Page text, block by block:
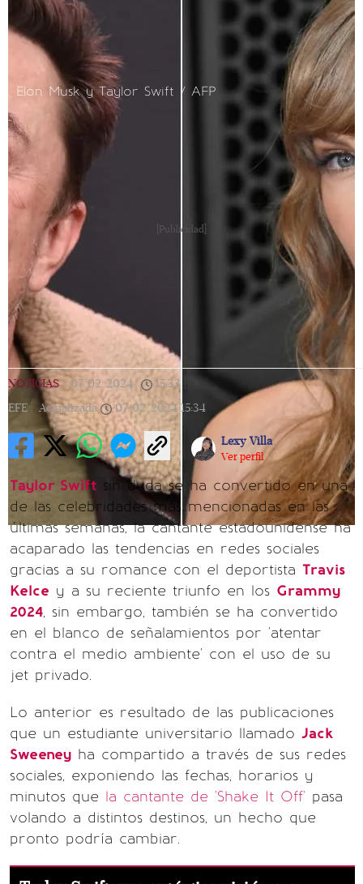
Elon Musk y Taylor Swift / AFP
[Publicidad]
NOTICIAS 07/02/2024 15:33
EFE |
Actualizada 07/02/2024 15:34
Lexy Villa
Ver perfil
Taylor Swift sin duda se ha convertido en una
de las celebridades más mencionadas en las
últimas semanas, la cantante estadounidense ha
acaparado las tendencias en redes sociales
gracias a su romance con el deportista Travis
Kelce y a su reciente triunfo en los Grammy
2024, sin embargo, también se ha convertido
en el blanco de señalamientos por 'atentar
contra el medio ambiente' con el uso de su
jet privado.
Lo anterior es resultado de las publicaciones
que un estudiante universitario llamado Jack
Sweeney ha compartido a través de sus redes
sociales, exponiendo las fechas, horarios y
minutos que la cantante de 'Shake It Off' pasa
volando a distintos destinos, un hecho que
pronto podría cambiar.